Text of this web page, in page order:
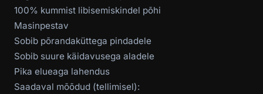
100% kummist libisemiskindel põhi
Masinpestav
Sobib põrandaküttega pindadele
Sobib suure käidavusega aladele
Pika elueaga lahendus
Saadaval mõõdud (tellimisel):